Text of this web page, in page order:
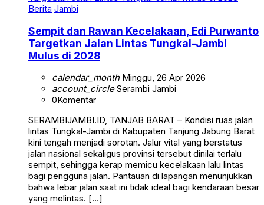
Berita Jambi
Sempit dan Rawan Kecelakaan, Edi Purwanto
Targetkan Jalan Lintas Tungkal-Jambi
Mulus di 2028
calendar_monthMinggu, 26 Apr 2026
account_circleSerambi Jambi
0Komentar
SERAMBIJAMBI.ID, TANJAB BARAT – Kondisi ruas jalan
lintas Tungkal-Jambi di Kabupaten Tanjung Jabung Barat
kini tengah menjadi sorotan. Jalur vital yang berstatus
jalan nasional sekaligus provinsi tersebut dinilai terlalu
sempit, sehingga kerap memicu kecelakaan lalu lintas
bagi pengguna jalan. Pantauan di lapangan menunjukkan
bahwa lebar jalan saat ini tidak ideal bagi kendaraan besar
yang melintas. […]